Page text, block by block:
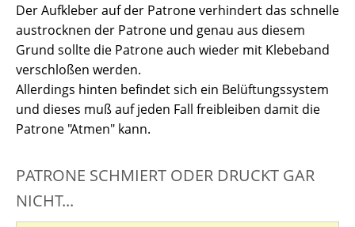
Der Aufkleber auf der Patrone verhindert das schnelle
austrocknen der Patrone und genau aus diesem
Grund sollte die Patrone auch wieder mit Klebeband
verschloßen werden.
Allerdings hinten befindet sich ein Belüftungssystem
und dieses muß auf jeden Fall freibleiben damit die
Patrone "Atmen" kann.
PATRONE SCHMIERT ODER DRUCKT GAR
NICHT...